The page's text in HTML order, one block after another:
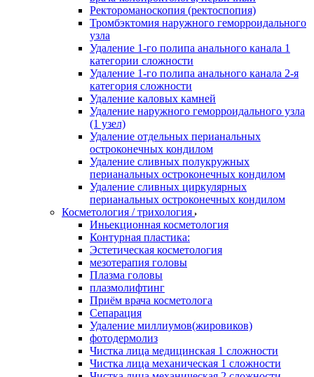
Ректороманоскопия (ректоспопия)
Тромбэктомия наружного геморроидального
узла
Удаление 1-го полипа анального канала 1
категории сложности
Удаление 1-го полипа анального канала 2-я
категория сложности
Удаление каловых камней
Удаление наружного геморроидального узла
(1 узел)
Удаление отдельных перианальных
остроконечных кондилом
Удаление сливных полукружных
перианальных остроконечных кондилом
Удаление сливных циркулярных
перианальных остроконечных кондилом
Косметология / трихология
Иньекционная косметология
Контурная пластика:
Эстетическая косметология
мезотерапия головы
Плазма головы
плазмолифтинг
Приём врача косметолога
Сепарация
Удаление миллиумов(жировиков)
фотодермолиз
Чистка лица медицинская 1 сложности
Чистка лица механическая 1 сложности